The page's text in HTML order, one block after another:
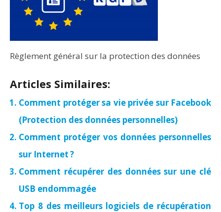
Règlement général sur la protection des données
Articles Similaires:
Comment protéger sa vie privée sur Facebook
(Protection des données personnelles)
Comment protéger vos données personnelles
sur Internet ?
Comment récupérer des données sur une clé
USB endommagée
Top 8 des meilleurs logiciels de récupération